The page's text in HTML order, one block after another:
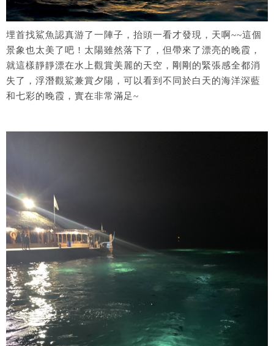
埋首找鯊魚認真游了一陣子，抬頭一看才發現，天啊~~這個
景象也太美了吧 ! 太陽雖然落下了，但帶來了漂亮的晚霞，
就這樣靜靜漂在水上觀賞美麗的天空，剛剛的緊張感全都消
失了，浮潛觀鯊兼賞夕陽，可以看到不同於白天的海洋深藍
和七彩的晚霞，實在非常滿足~